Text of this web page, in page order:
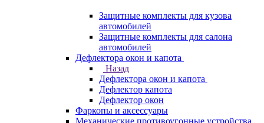
Защитные комплекты для кузова
автомобилей
Защитные комплекты для салона
автомобилей
Дефлектора окон и капота
Назад
Дефлектора окон и капота
Дефлектор капота
Дефлектор окон
Фаркопы и аксессуары
Механические противоугонные устройства